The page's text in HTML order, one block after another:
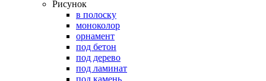
Рисунок
в полоску
моноколор
орнамент
под бетон
под дерево
под ламинат
под камень